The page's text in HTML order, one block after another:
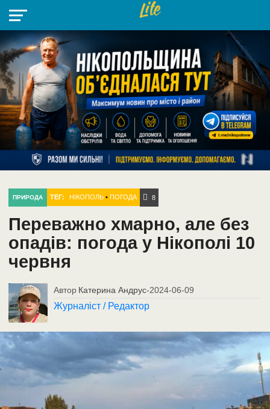
НІКОПОЛЬ
РАЙОН
СІЧЕСЛАВСЬКА
УКРАЇНА
РЕТРО
НІКОПОЛЬ
ЛАЙТ
УКРАЇНА
ДОПОМОГА
РАДІО
ПРИРОДА ТЕГ: НІКОПОЛЬ• ПОГОДА 8
Переважно хмарно, але без
опадів: погода у Нікополі 10
червня
Автор Катерина Андрус-2024-06-09
Журналіст / Редактор